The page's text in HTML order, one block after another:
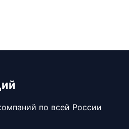
по всей России